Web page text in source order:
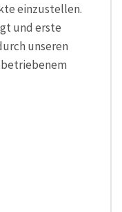
einzustellen.
und erste
unseren